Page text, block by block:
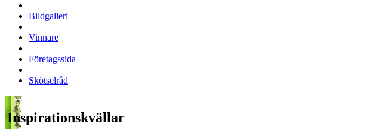
Bildgalleri
Vinnare
Företagssida
Skötselråd
Inspirationskvällar